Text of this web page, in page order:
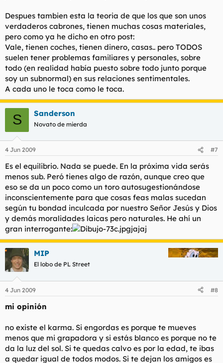
Despues tambien esta la teoria de que los que son unos
verdaderos cabrones, tienen muchas cosas materiales,
pero como ya he dicho en otro post:
Vale, tienen coches, tienen dinero, casas.. pero TODOS
suelen tener problemas familiares y personales, sobre
todo (en realidad había puesto sobre todo junto porque
soy un subnormal) en sus relaciones sentimentales.
A cada uno le toca como le toca.
S Sanderson
Novato de mierda
4 Jun 2009 #7
Es el equilibrio. Nada se puede. En la próxima vida serás
menos sub. Peró tienes algo de razón, aunque creo que
eso se da un poco como un toro autosugestionándose
inconscientemente para que cosas feas malas sucedan
según tu bondad inculcada por nuestro Señor Jesús y Dios
y demás moralidades laicas pero naturales. He ahí un
gran interrogante:
jajaj
MIP
El lobo de PL Street
4 Jun 2009 #8
mi opinión
no existe el karma. Si engordas es porque te mueves
menos que mi grapadora y si estás blanco es porque no te
da la luz del sol. Si te quedas calvo es por la edad, te ibas
a quedar igual de todos modos. Si te dejan los amigos es